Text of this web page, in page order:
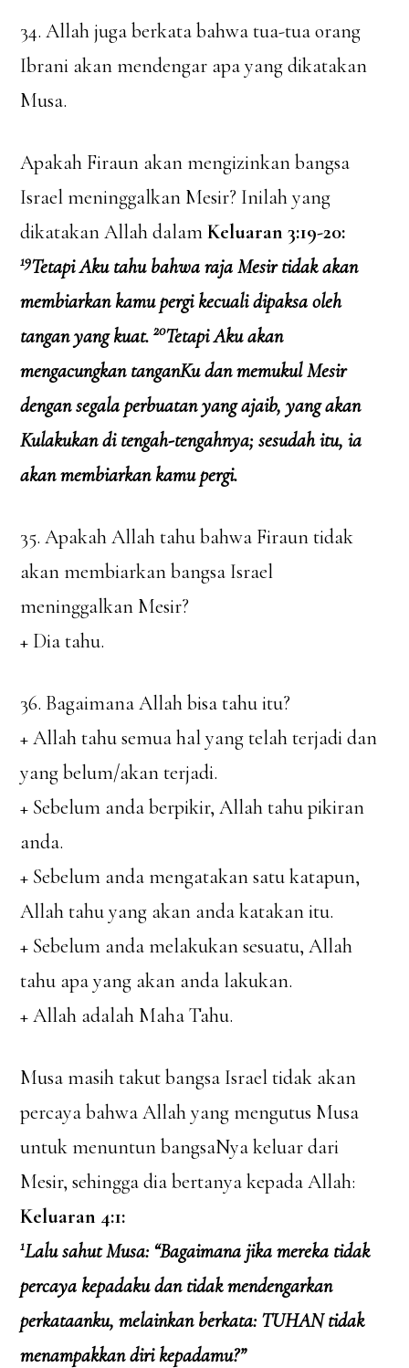
34. Allah juga berkata bahwa tua-tua orang
Ibrani akan mendengar apa yang dikatakan
Musa.
Apakah Firaun akan mengizinkan bangsa
Israel meninggalkan Mesir? Inilah yang
dikatakan Allah dalamKeluaran 3:19-20:
19Tetapi Aku tahu bahwa raja Mesir tidak akan
membiarkan kamu pergi kecuali dipaksa oleh
tangan yang kuat.20Tetapi Aku akan
mengacungkan tanganKu dan memukul Mesir
dengan segala perbuatan yang ajaib, yang akan
Kulakukan di tengah-tengahnya; sesudah itu, ia
akan membiarkan kamu pergi.
35. Apakah Allah tahu bahwa Firaun tidak
akan membiarkan bangsa Israel
meninggalkan Mesir?
+ Dia tahu.
36. Bagaimana Allah bisa tahu itu?
+ Allah tahu semua hal yang telah terjadi dan
yang belum/akan terjadi.
+ Sebelum anda berpikir, Allah tahu pikiran
anda.
+ Sebelum anda mengatakan satu katapun,
Allah tahu yang akan anda katakan itu.
+ Sebelum anda melakukan sesuatu, Allah
tahu apa yang akan anda lakukan.
+ Allah adalah Maha Tahu.
Musa masih takut bangsa Israel tidak akan
percaya bahwa Allah yang mengutus Musa
untuk menuntun bangsaNya keluar dari
Mesir, sehingga dia bertanya kepada Allah:
Keluaran 4:1:
1Lalu sahut Musa: “Bagaimana jika mereka tidak
percaya kepadaku dan tidak mendengarkan
perkataanku, melainkan berkata: TUHAN tidak
menampakkan diri kepadamu?”